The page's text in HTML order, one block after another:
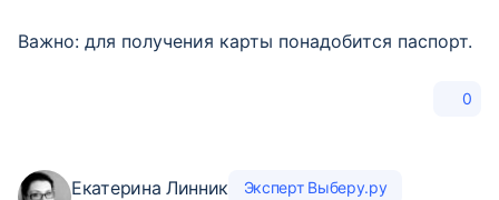
Важно: для получения карты понадобится паспорт.
0
Екатерина Линник
Эксперт Выберу.ру